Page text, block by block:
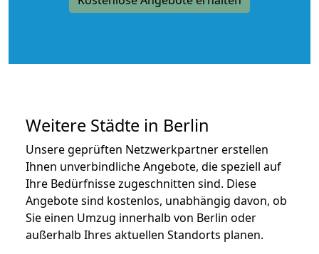
Weitere Städte in Berlin
Unsere geprüften Netzwerkpartner erstellen
Ihnen unverbindliche Angebote, die speziell auf
Ihre Bedürfnisse zugeschnitten sind. Diese
Angebote sind kostenlos, unabhängig davon, ob
Sie einen Umzug innerhalb von Berlin oder
außerhalb Ihres aktuellen Standorts planen.